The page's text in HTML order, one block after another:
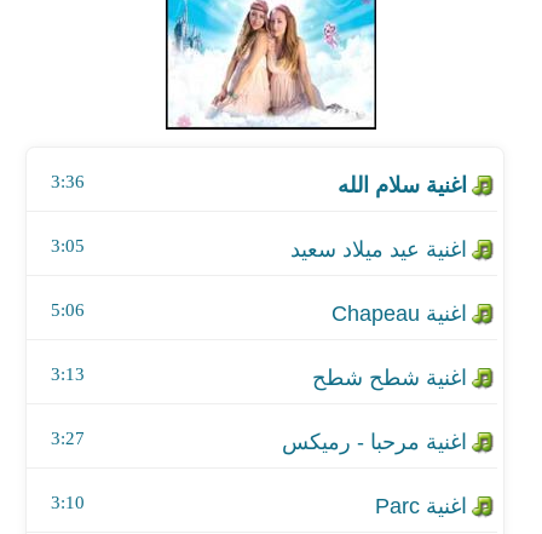
3:36
اغنية عيد ميلاد سعيد
3:05
5:06
اغنية شطح شطح
3:13
اغنية مرحبا - رميكس
3:27
اغنية Parc
3:10
اغنية ارض مستقبلنا